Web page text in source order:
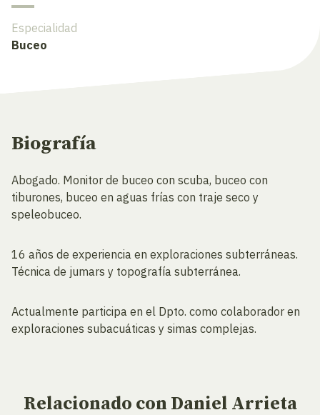
Especialidad
Buceo
Biografía
Abogado. Monitor de buceo con scuba, buceo con
tiburones, buceo en aguas frías con traje seco y
speleobuceo.
16 años de experiencia en exploraciones subterráneas.
Técnica de jumars y topografía subterránea.
Actualmente participa en el Dpto. como colaborador en
exploraciones subacuáticas y simas complejas.
Relacionado con Daniel Arrieta